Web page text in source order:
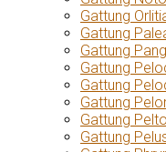
Gattung
Gattung
Gattung
Gattung
Gattung
Gattung
Gattung
Gattung